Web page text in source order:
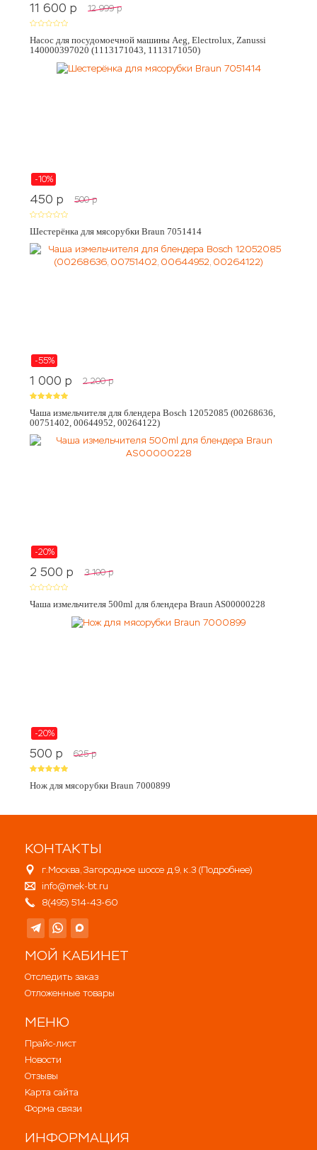
11 600 p 12 999 p
Насос для посудомоечной машины Aeg, Electrolux, Zanussi
140000397020 (1113171043, 1113171050)
-10%
450 p 500 p
Шестерёнка для мясорубки Braun 7051414
-55%
1 000 p 2 200 p
Чаша измельчителя для блендера Bosch 12052085 (00268636,
00751402, 00644952, 00264122)
-20%
2 500 p 3 100 p
Чаша измельчителя 500ml для блендера Braun AS00000228
-20%
500 p 625 p
Нож для мясорубки Braun 7000899
КОНТАКТЫ
г.Москва, Загородное шоссе д.9, к.3 (Подробнее)
info@mek-bt.ru
8(495) 514-43-60
МОЙ КАБИНЕТ
Отследить заказ
Отложенные товары
МЕНЮ
Прайс-лист
Новости
Отзывы
Карта сайта
Форма связи
ИНФОРМАЦИЯ